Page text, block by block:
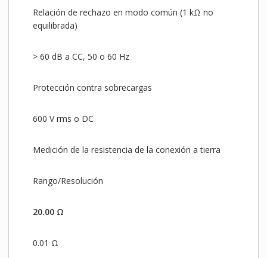
Relación de rechazo en modo común (1 kΩ no
equilibrada)
> 60 dB a CC, 50 o 60 Hz
Protección contra sobrecargas
600 V rms o DC
Medición de la resistencia de la conexión a tierra
Rango/Resolución
20.00 Ω
0.01 Ω